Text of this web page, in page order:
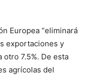
Europea “eliminará
exportaciones y
7.5%. De esta
agrícolas del